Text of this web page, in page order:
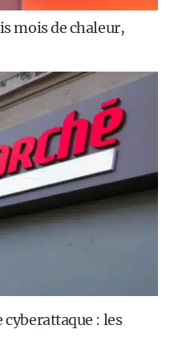
mois de chaleur,
: les